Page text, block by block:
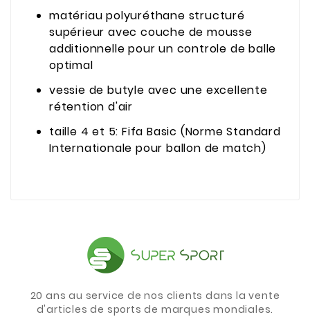
matériau polyuréthane structuré
supérieur avec couche de mousse
additionnelle pour un controle de balle
optimal
vessie de butyle avec une excellente
rétention d'air
taille 4 et 5: Fifa Basic (Norme Standard
Internationale pour ballon de match)
20 ans au service de nos clients dans la vente
d'articles de sports de marques mondiales.